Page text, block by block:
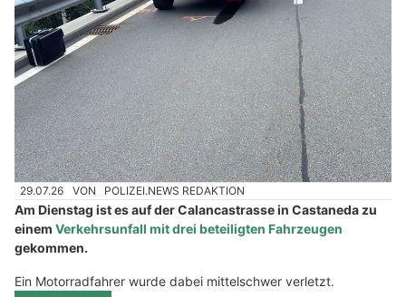
29.07.26 VON POLIZEI.NEWS REDAKTION
Am Dienstag ist es auf der Calancastrasse in Castaneda zu
einem Verkehrsunfall mit drei beteiligten Fahrzeugen
gekommen.
Ein Motorradfahrer wurde dabei mittelschwer verletzt.